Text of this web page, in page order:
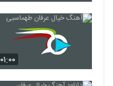
۰۱:۰۰